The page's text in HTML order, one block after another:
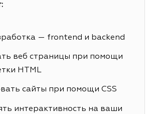
— frontend и backend
веб страницы при помощи
HTML
сайты при помощи CSS
интерактивность на ваши